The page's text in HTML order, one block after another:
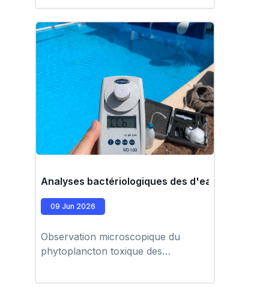
Analyses bactériologiques des d'eau de mer
09 Jun 2026
Observation microscopique du
phytoplancton toxique des
biologistes du laboratoire. Analyses